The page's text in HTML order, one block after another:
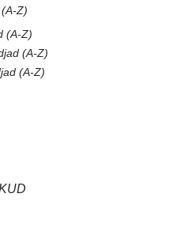
Z)
(A-Z)
(A-Z)
(A-Z)